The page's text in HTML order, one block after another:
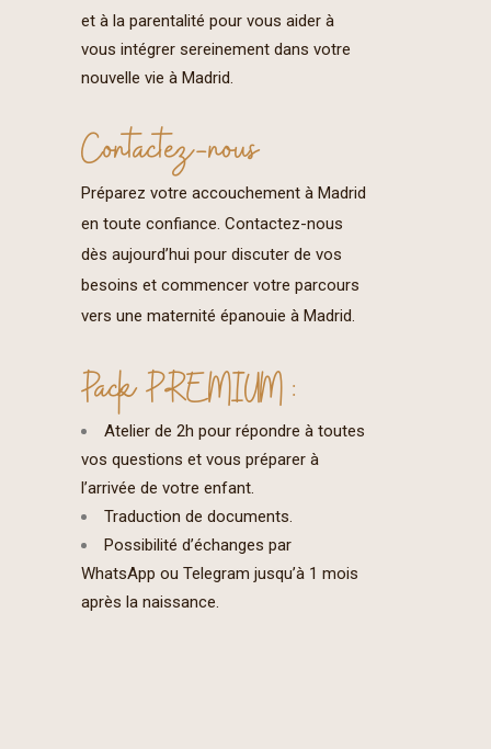
et à la parentalité pour vous aider à
vous intégrer sereinement dans votre
nouvelle vie à Madrid.
Contactez-nous
Préparez votre accouchement à Madrid
en toute confiance. Contactez-nous
dès aujourd’hui pour discuter de vos
besoins et commencer votre parcours
vers une maternité épanouie à Madrid.
Pack PREMIUM :
Atelier de 2h pour répondre à toutes
vos questions et vous préparer à
l’arrivée de votre enfant.
Traduction de documents.
Possibilité d’échanges par
WhatsApp ou Telegram jusqu’à 1 mois
après la naissance.